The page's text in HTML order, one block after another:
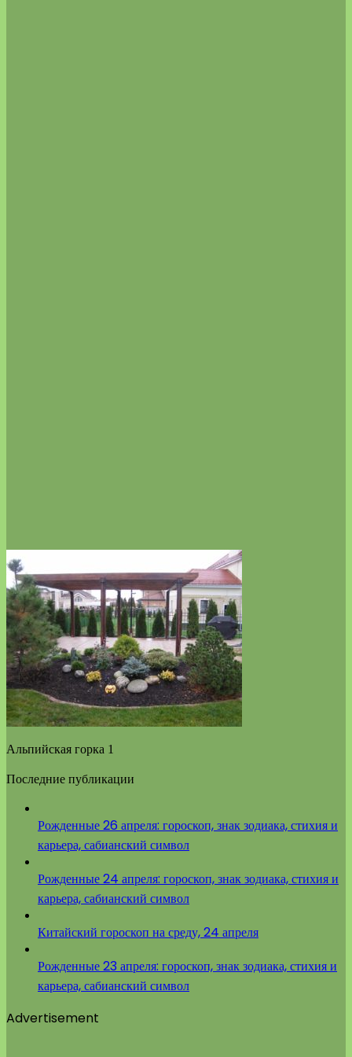
Альпийская горка 1
Последние публикации
Рожденные 26 апреля: гороскоп, знак зодиака, стихия и
карьера, сабианский символ
Рожденные 24 апреля: гороскоп, знак зодиака, стихия и
карьера, сабианский символ
Китайский гороскоп на среду, 24 апреля
Рожденные 23 апреля: гороскоп, знак зодиака, стихия и
карьера, сабианский символ
Advertisement